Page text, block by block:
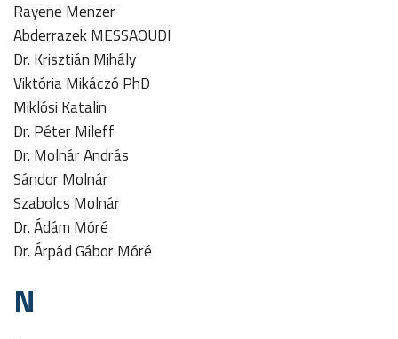
Rayene Menzer
Abderrazek MESSAOUDI
Dr. Krisztián Mihály
Viktória Mikáczó PhD
Miklósi Katalin
Dr. Péter Mileff
Dr. Molnár András
Sándor Molnár
Szabolcs Molnár
Dr. Ádám Móré
Dr. Árpád Gábor Móré
N